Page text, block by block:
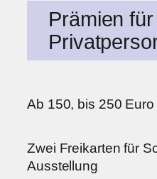
Prämien für
Ab 150, bis 250 Euro
Zwei Freikarten für
Ausstellung